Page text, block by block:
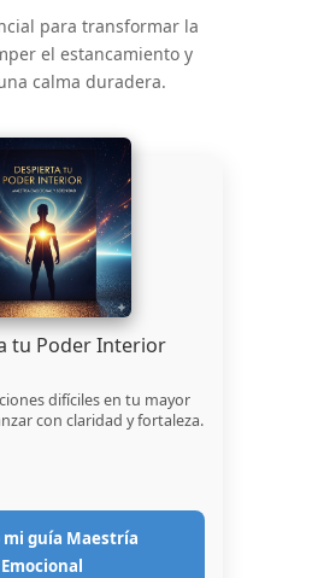
para transformar la
el estancamiento y
calma duradera.
tu Poder Interior
difíciles en tu mayor
con claridad y fortaleza.
guía Maestría
Emocional